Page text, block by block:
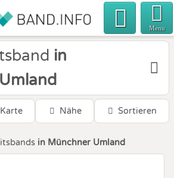
Menu
in
Karte Nähe Sortieren
in Münchner Umland